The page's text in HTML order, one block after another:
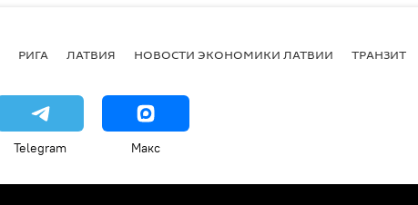
РИГА ЛАТВИЯ НОВОСТИ ЭКОНОМИКИ ЛАТВИИ ТРАНЗИТ
Telegram Макс